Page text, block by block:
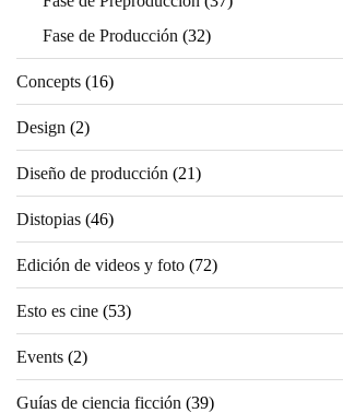
Fase de Producción (32)
Concepts (16)
Design (2)
Diseño de producción (21)
Distopias (46)
Edición de videos y foto (72)
Esto es cine (53)
Events (2)
Guías de ciencia ficción (39)